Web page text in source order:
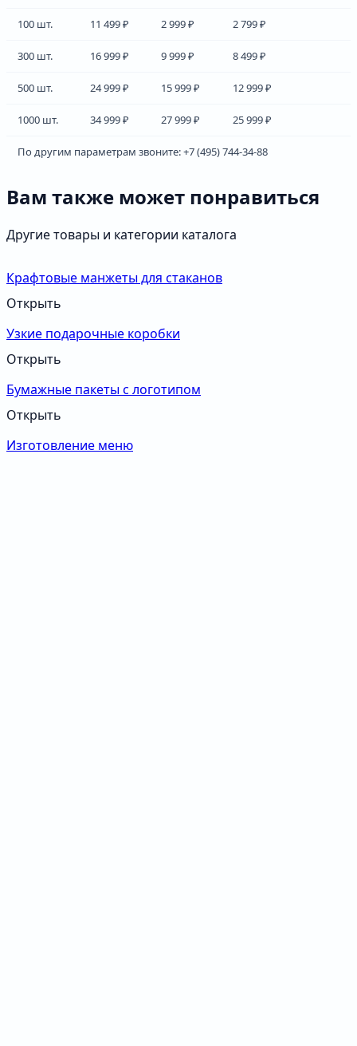
100 шт. 11 499 ₽ 2 999 ₽ 2 799 ₽
300 шт. 16 999 ₽ 9 999 ₽ 8 499 ₽
500 шт. 24 999 ₽ 15 999 ₽ 12 999 ₽
1000 шт. 34 999 ₽ 27 999 ₽ 25 999 ₽
По другим параметрам звоните: +7 (495) 744-34-88
Вам также может понравиться
Другие товары и категории каталога
Крафтовые манжеты для стаканов
Открыть
Узкие подарочные коробки
Открыть
Бумажные пакеты с логотипом
Открыть
Изготовление меню